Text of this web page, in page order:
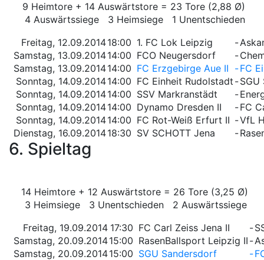
9 Heimtore + 14 Auswärtstore = 23 Tore (2,88 Ø)
4 Auswärtssiege 3 Heimsiege 1 Unentschieden
Freitag, 12.09.201418:00 1. FC Lok Leipzig -
Samstag, 13.09.201414:00 FCO Neugersdorf -
Samstag, 13.09.201414:00 FC Erzgebirge Aue II -FC
Sonntag, 14.09.201414:00 FC Einheit Rudolstadt -
Sonntag, 14.09.201414:00 SSV Markranstädt -
Sonntag, 14.09.201414:00 Dynamo Dresden II -FC
Sonntag, 14.09.201414:00 FC Rot-Weiß Erfurt II -VfL
Dienstag, 16.09.201418:30 SV SCHOTT Jena -
6. Spieltag
14 Heimtore + 12 Auswärtstore = 26 Tore (3,25 Ø)
3 Heimsiege 3 Unentschieden 2 Auswärtssiege
Freitag, 19.09.2014 17:30 FC Carl Zeiss Jena II -
Samstag, 20.09.201415:00 RasenBallsport Leipzig II -
Samstag, 20.09.201415:00 SGU Sandersdorf -